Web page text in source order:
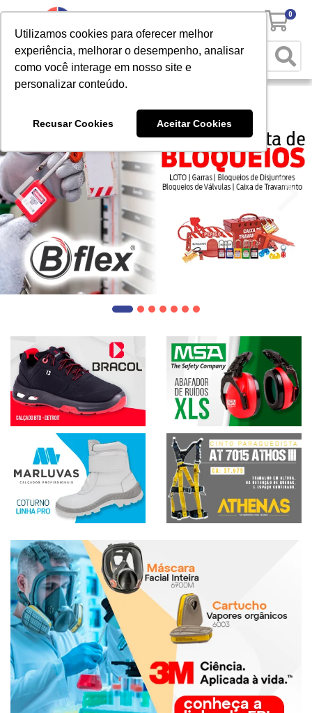
Utilizamos cookies para oferecer melhor
experiência, melhorar o desempenho, analisar
como você interage em nosso site e
personalizar conteúdo.
Recusar Cookies Aceitar Cookies
0